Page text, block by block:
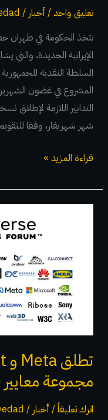
تعليق واحد/أخبار /
تتخذ الحكومة في طهران
الإيرانية الجديدة، والتي
السلطة النقدية
المشروع في غضون الشهرين
التدابير اللازمة لإطلاق
شهر شهريفار، وفقا للتقويم
شهرين
قراءة المزيد »
مجموعة معايير Metaverse
اترك تعليقاً/أخبار /
Microsoft
وغيرها
مجموعة
Metaverse